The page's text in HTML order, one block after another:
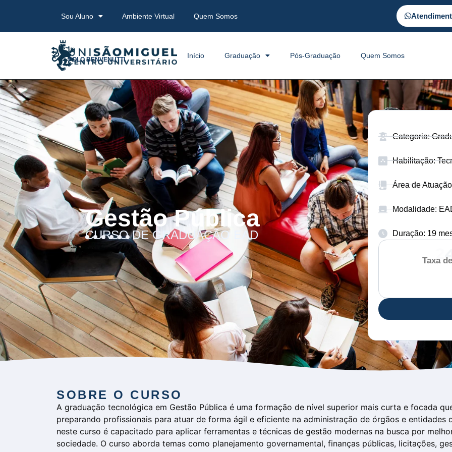
Sou Aluno Ambiente Virtual Quem Somos
POLO BENVENUTTI
Início Graduação Pós-Graduação Quem Somos
Gestão Pública
CURSO DE GRADUAÇÃO EAD
Categoria:
Habilitação:
Área de
Modalidade:
Duração: 19
Taxa
$
SOBRE O CURSO
A graduação tecnológica em Gestão Pública é uma formação de nível superior mais curta e focada
preparando profissionais para atuar de forma ágil e eficiente na administração de órgãos e
neste curso é capacitado para aplicar ferramentas e técnicas de gestão modernas na busca por
sociedade. O curso aborda temas como planejamento governamental, finanças públicas, licitações,